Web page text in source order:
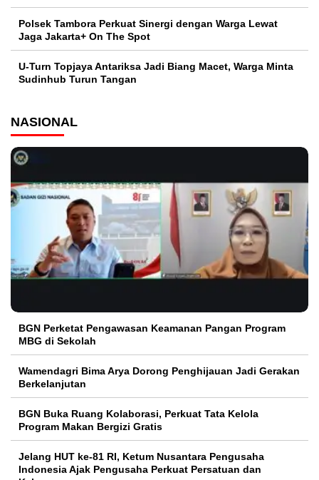
Polsek Tambora Perkuat Sinergi dengan Warga Lewat
Jaga Jakarta+ On The Spot
U-Turn Topjaya Antariksa Jadi Biang Macet, Warga Minta
Sudinhub Turun Tangan
NASIONAL
BGN Perketat Pengawasan Keamanan Pangan Program
MBG di Sekolah
Wamendagri Bima Arya Dorong Penghijauan Jadi Gerakan
Berkelanjutan
BGN Buka Ruang Kolaborasi, Perkuat Tata Kelola
Program Makan Bergizi Gratis
Jelang HUT ke-81 RI, Ketum Nusantara Pengusaha
Indonesia Ajak Pengusaha Perkuat Persatuan dan